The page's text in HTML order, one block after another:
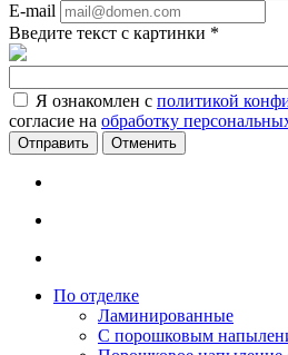
E-mail
Введите текст с картинки *
Я ознакомлен с политикой
согласие на обработку
Отменить
По отделке
Ламинированные
С порошковым